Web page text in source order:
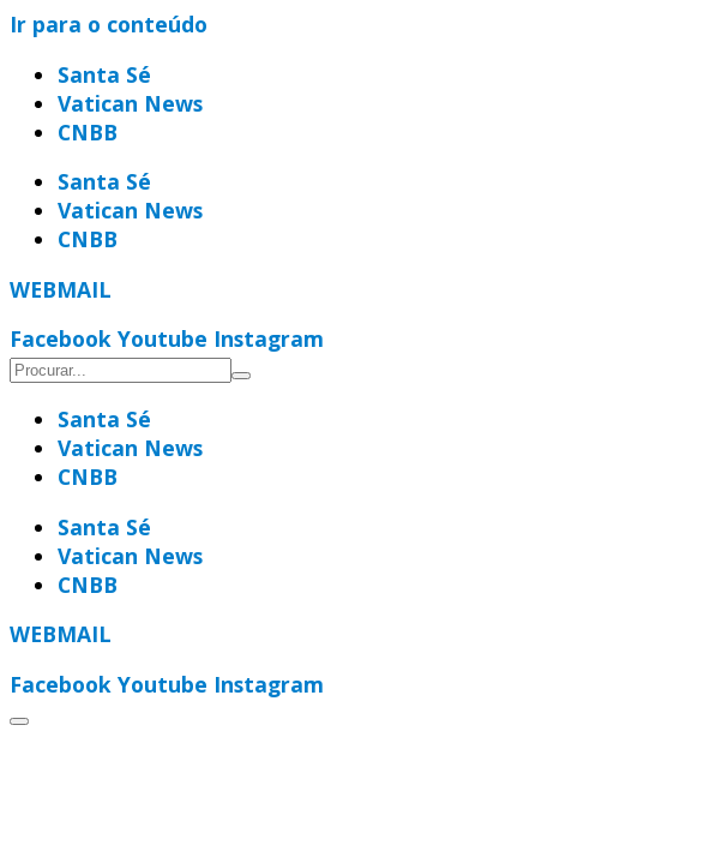
Ir para o conteúdo
Santa Sé
Vatican News
CNBB
Santa Sé
Vatican News
CNBB
WEBMAIL
Facebook Youtube Instagram
Santa Sé
Vatican News
CNBB
Santa Sé
Vatican News
CNBB
WEBMAIL
Facebook Youtube Instagram